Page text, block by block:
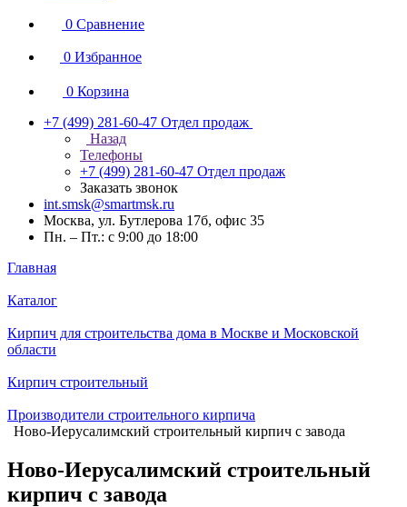
0 Сравнение
0 Избранное
0 Корзина
+7 (499) 281-60-47 Отдел продаж
Назад
Телефоны
+7 (499) 281-60-47 Отдел продаж
Заказать звонок
int.smsk@smartmsk.ru
Москва, ул. Бутлерова 17б, офис 35
Пн. – Пт.: с 9:00 до 18:00
Главная
Каталог
Кирпич для строительства дома в Москве и Московской
области
Кирпич строительный
Производители строительного кирпича
Ново-Иерусалимский строительный кирпич с завода
Ново-Иерусалимский строительный
кирпич с завода